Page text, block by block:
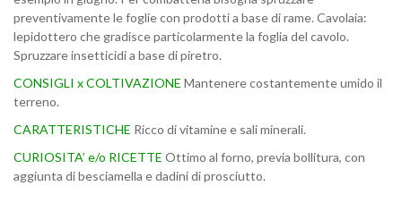
preventivamente le foglie con prodotti a base di rame. Cavolaia:
lepidottero che gradisce particolarmente la foglia del cavolo.
Spruzzare insetticidi a base di piretro.
CONSIGLI x COLTIVAZIONE Mantenere costantemente umido il
terreno.
CARATTERISTICHE Ricco di vitamine e sali minerali.
CURIOSITA’ e/o RICETTE Ottimo al forno, previa bollitura, con
aggiunta di besciamella e dadini di prosciutto.